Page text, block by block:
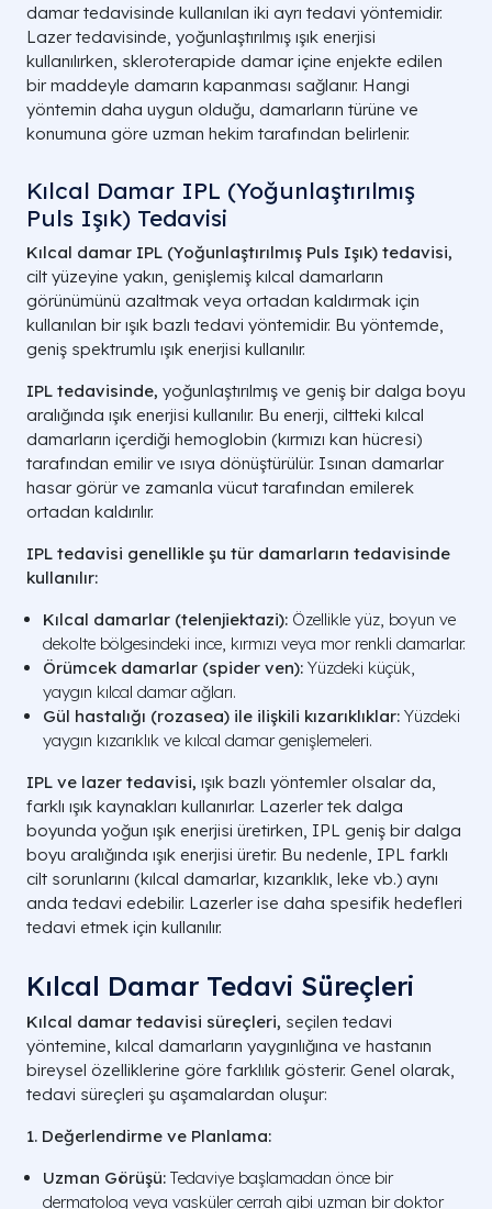
damar tedavisinde kullanılan iki ayrı tedavi yöntemidir.
Lazer tedavisinde, yoğunlaştırılmış ışık enerjisi
kullanılırken, skleroterapide damar içine enjekte edilen
bir maddeyle damarın kapanması sağlanır. Hangi
yöntemin daha uygun olduğu, damarların türüne ve
konumuna göre uzman hekim tarafından belirlenir.
Kılcal Damar IPL (Yoğunlaştırılmış
Puls Işık) Tedavisi
Kılcal damar IPL (Yoğunlaştırılmış Puls Işık) tedavisi,
cilt yüzeyine yakın, genişlemiş kılcal damarların
görünümünü azaltmak veya ortadan kaldırmak için
kullanılan bir ışık bazlı tedavi yöntemidir. Bu yöntemde,
geniş spektrumlu ışık enerjisi kullanılır.
IPL tedavisinde, yoğunlaştırılmış ve geniş bir dalga boyu
aralığında ışık enerjisi kullanılır. Bu enerji, ciltteki kılcal
damarların içerdiği hemoglobin (kırmızı kan hücresi)
tarafından emilir ve ısıya dönüştürülür. Isınan damarlar
hasar görür ve zamanla vücut tarafından emilerek
ortadan kaldırılır.
IPL tedavisi genellikle şu tür damarların tedavisinde
kullanılır:
Kılcal damarlar (telenjiektazi): Özellikle yüz, boyun ve
dekolte bölgesindeki ince, kırmızı veya mor renkli damarlar.
Örümcek damarlar (spider ven): Yüzdeki küçük,
yaygın kılcal damar ağları.
Gül hastalığı (rozasea) ile ilişkili kızarıklıklar: Yüzdeki
yaygın kızarıklık ve kılcal damar genişlemeleri.
IPL ve lazer tedavisi, ışık bazlı yöntemler olsalar da,
farklı ışık kaynakları kullanırlar. Lazerler tek dalga
boyunda yoğun ışık enerjisi üretirken, IPL geniş bir dalga
boyu aralığında ışık enerjisi üretir. Bu nedenle, IPL farklı
cilt sorunlarını (kılcal damarlar, kızarıklık, leke vb.) aynı
anda tedavi edebilir. Lazerler ise daha spesifik hedefleri
tedavi etmek için kullanılır.
Kılcal Damar Tedavi Süreçleri
Kılcal damar tedavisi süreçleri, seçilen tedavi
yöntemine, kılcal damarların yaygınlığına ve hastanın
bireysel özelliklerine göre farklılık gösterir. Genel olarak,
tedavi süreçleri şu aşamalardan oluşur:
1. Değerlendirme ve Planlama:
Uzman Görüşü: Tedaviye başlamadan önce bir
dermatolog veya vasküler cerrah gibi uzman bir doktor